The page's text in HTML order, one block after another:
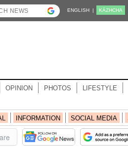
ENGLISH | KĀZHCHA
OPINION PHOTOS LIFESTYLE
INFORMATION SOCIAL MEDIA